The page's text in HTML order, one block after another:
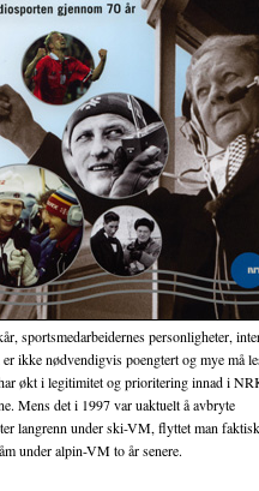
sportsmedarbeidernes personligheter,
ikke nødvendigvis poengtert og mye må
økt i legitimitet og prioritering innad i
Mens det i 1997 var uaktuelt å avbryte
langrenn under ski-VM, flyttet man faktisk
under alpin-VM to år senere.